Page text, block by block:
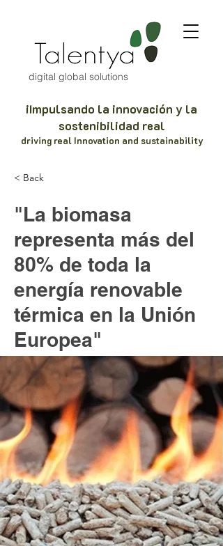
digital global solutions
iImpulsando la innovación y la
sostenibilidad real
driving real Innovation and sustainability
< Back
"La biomasa
representa más del
80% de toda la
energía renovable
térmica en la Unión
Europea"